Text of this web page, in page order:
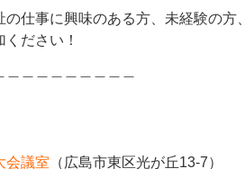
の仕事に興味のある方、未経験の方、
ださい！
会議室 （広島市東区光が丘13-7）